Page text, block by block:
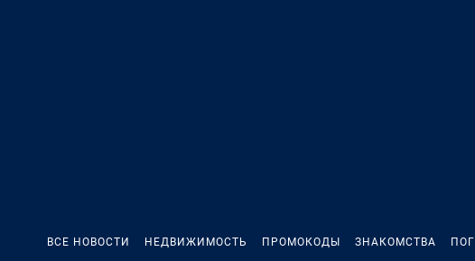
ВСЕ НОВОСТИ НЕДВИЖИМОСТЬ ПРОМОКОДЫ ЗНАКОМСТВА